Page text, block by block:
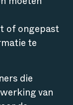
moeten
of ongepast
te
die
van